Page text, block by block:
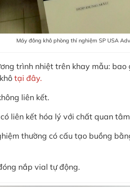
Máy đông khô phòng thí nghiệm SP USA
trình nhiệt trên khay mẫu:
tại đây.
liên kết.
liên kết hóa lý với chất quan
thường có cấu tạo buồng
nắp vial tự động.